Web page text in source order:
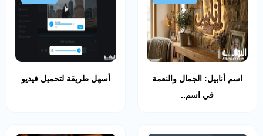
اسم أنابيل: الجمال والنعمة
في اسم..
أسهل طريقة لتحميل فيديو